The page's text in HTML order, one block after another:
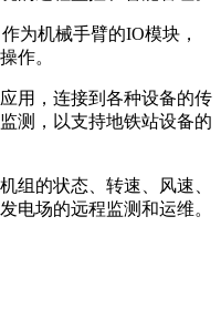
作为机械手臂的IO模块，
作。
用，连接到各种设备的传
测，以支持地铁站设备的
组的状态、转速、风速、
电场的远程监测和运维。